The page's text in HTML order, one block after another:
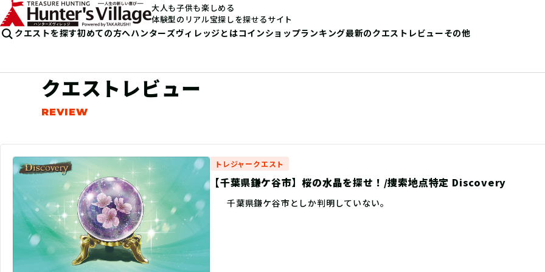
大人も子供も楽しめる
体験型のリアル宝探しを探せるサイト
クエストを探す初めての方へハンターズヴィレッジとはコインショップランキング最新のクエストレビューその他
クエストレビュー
トレジャークエスト
【千葉県鎌ケ谷市】桜の水晶を探せ！/捜索地点特定 Discovery
千葉県鎌ケ谷市としか判明していない。